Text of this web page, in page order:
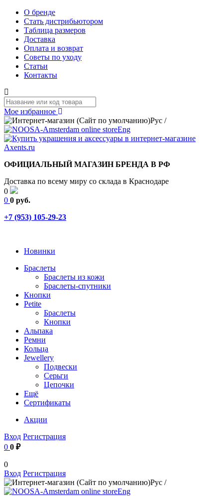
О бренде
Стать дистрибьютором
Таблица размеров
Доставка
Оплата и возврат
Советы по уходу
Статьи
Контакты
Мое избранное
Рус /
Eng
ОФИЦИАЛЬНЫЙ МАГАЗИН БРЕНДА В РФ
Доставка по всему миру со склада в Краснодаре
0
0 0 руб.
+7 (953) 105-29-23
Новинки
Браслеты
Браслеты из кожи
Браслеты-спутники
Кнопки
Petite
Браслеты
Кнопки
Альпака
Ремни
Кольца
Jewellery
Подвески
Серьги
Цепочки
Ещё
Сертификаты
Акции
Вход Регистрация
0 0 ₽
0
Вход Регистрация
Рус /
Eng